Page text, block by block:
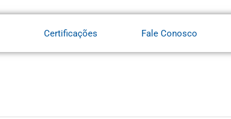
Certificações Fale Conosco